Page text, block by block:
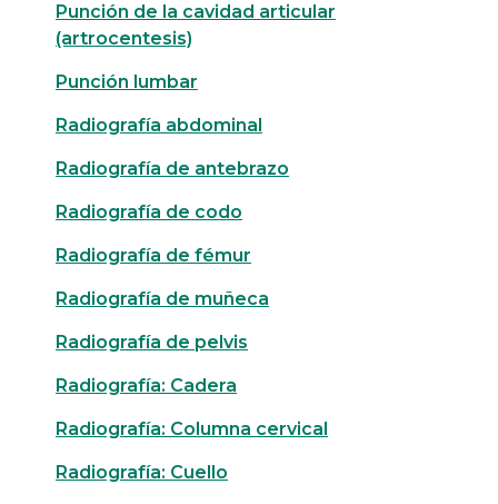
Punción de la cavidad articular
(artrocentesis)
Punción lumbar
Radiografía abdominal
Radiografía de antebrazo
Radiografía de codo
Radiografía de fémur
Radiografía de muñeca
Radiografía de pelvis
Radiografía: Cadera
Radiografía: Columna cervical
Radiografía: Cuello